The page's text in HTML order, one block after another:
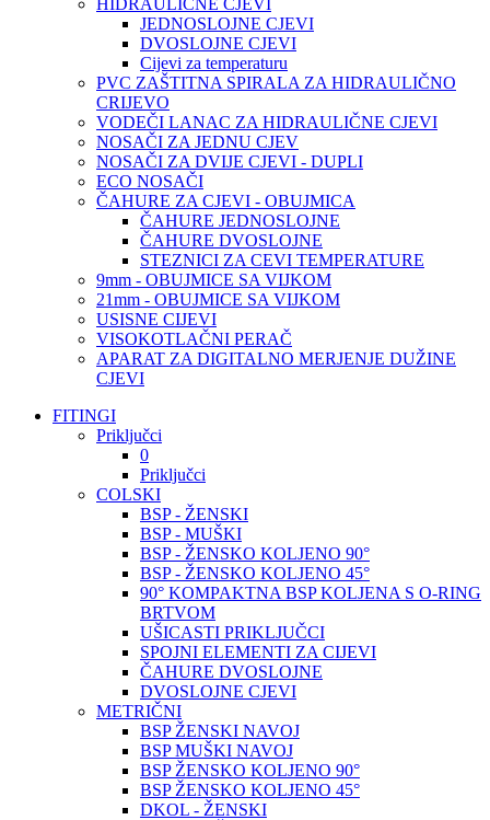
HIDRAULIČNE CJEVI
JEDNOSLOJNE CJEVI
DVOSLOJNE CJEVI
Cijevi za temperaturu
PVC ZAŠTITNA SPIRALA ZA HIDRAULIČNO
CRIJEVO
VODEČI LANAC ZA HIDRAULIČNE CJEVI
NOSAČI ZA JEDNU CJEV
NOSAČI ZA DVIJE CJEVI - DUPLI
ECO NOSAČI
ČAHURE ZA CJEVI - OBUJMICA
ČAHURE JEDNOSLOJNE
ČAHURE DVOSLOJNE
STEZNICI ZA CEVI TEMPERATURE
9mm - OBUJMICE SA VIJKOM
21mm - OBUJMICE SA VIJKOM
USISNE CIJEVI
VISOKOTLAČNI PERAČ
APARAT ZA DIGITALNO MERJENJE DUŽINE
CJEVI
FITINGI
Priključci
0
Priključci
COLSKI
BSP - ŽENSKI
BSP - MUŠKI
BSP - ŽENSKO KOLJENO 90°
BSP - ŽENSKO KOLJENO 45°
90° KOMPAKTNA BSP KOLJENA S O-RING
BRTVOM
UŠICASTI PRIKLJUČCI
SPOJNI ELEMENTI ZA CIJEVI
ČAHURE DVOSLOJNE
DVOSLOJNE CJEVI
METRIČNI
BSP ŽENSKI NAVOJ
BSP MUŠKI NAVOJ
BSP ŽENSKO KOLJENO 90°
BSP ŽENSKO KOLJENO 45°
DKOL - ŽENSKI